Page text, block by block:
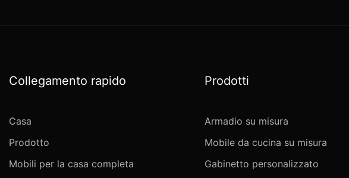
Collegamento rapido
Casa
Prodotto
Mobili per la casa completa
Prodotti
Armadio su misura
Mobile da cucina su misura
Gabinetto personalizzato